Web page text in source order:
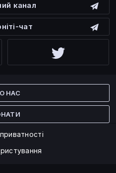
канал
чат
НАС